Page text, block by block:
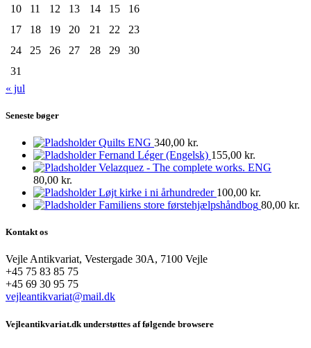
10
11 12 13 14 15
16
17
18 19 20 21 22
23
24
25 26 27 28 29
30
31
« jul
Seneste bøger
Quilts ENG 340,00 kr.
Fernand Léger (Engelsk) 155,00 kr.
Velazquez - The complete works. ENG
80,00 kr.
Løjt kirke i ni århundreder 100,00 kr.
Familiens store førstehjælpshåndbog 80,00 kr.
Kontakt os
Vejle Antikvariat, Vestergade 30A, 7100 Vejle
+45 75 83 85 75
+45 69 30 95 75
vejleantikvariat@mail.dk
Vejleantikvariat.dk understøttes af følgende browsere